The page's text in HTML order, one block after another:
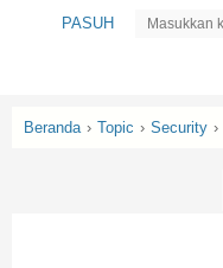
PASUH
Beranda › Topic › Security ›